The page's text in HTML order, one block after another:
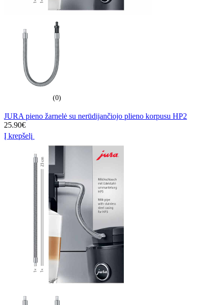
(0)
JURA pieno žarnelė su nerūdijančiojo plieno korpusu HP2
25.90€
Į krepšelį